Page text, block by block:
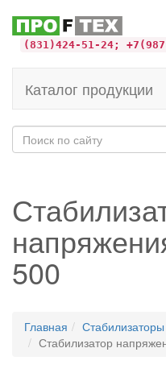
(831)424-51-24;
Каталог продукции
500
Главная
Стабилизатор